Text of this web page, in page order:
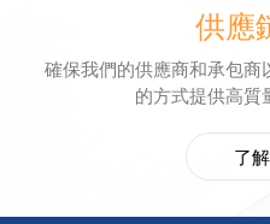
供應
確保我們的供應商和承包
的方式提供高質
了